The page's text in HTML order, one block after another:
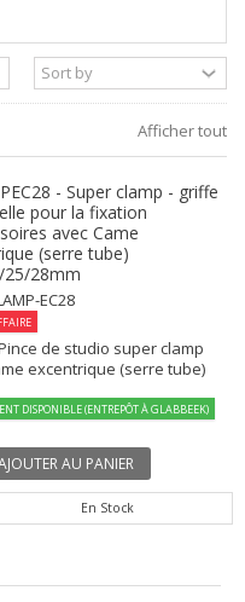
Afficher tout
- Super clamp - griffe
pour la fixation
avec Came
(serre tube)
28mm
EC28
de studio super clamp
excentrique (serre tube)
DISPONIBLE (ENTREPÔT À GLABBEEK)
AU PANIER
En Stock